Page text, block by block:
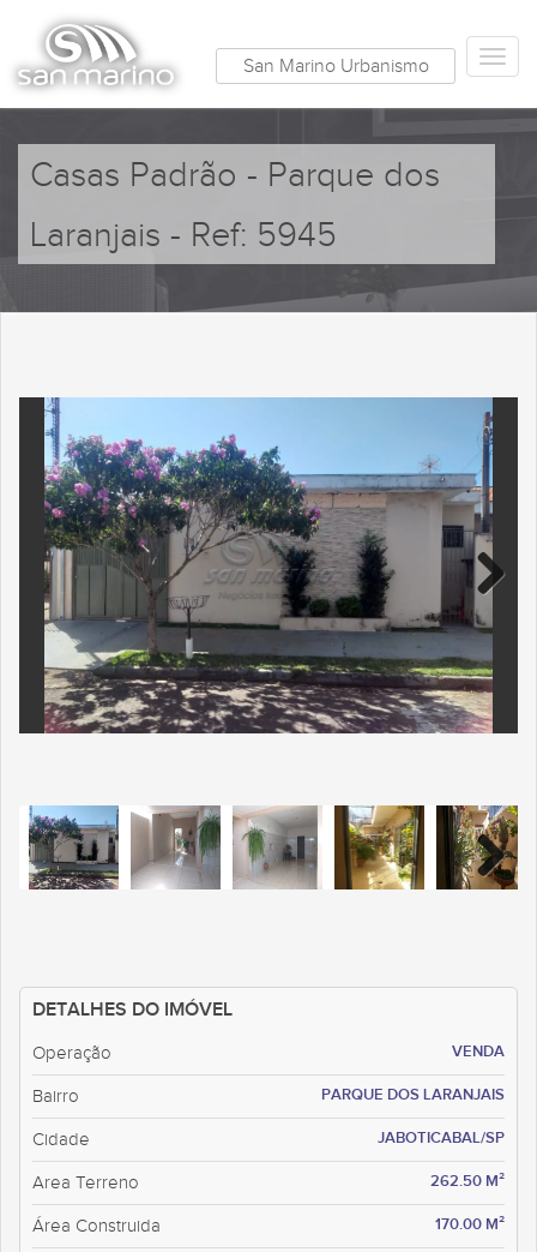
San Marino Urbanismo
Casas Padrão - Parque dos
Laranjais - Ref: 5945
DETALHES DO IMÓVEL
Operação VENDA
Bairro PARQUE DOS LARANJAIS
Cidade JABOTICABAL/SP
Area Terreno 262.50 M²
Área Construida 170.00 M²